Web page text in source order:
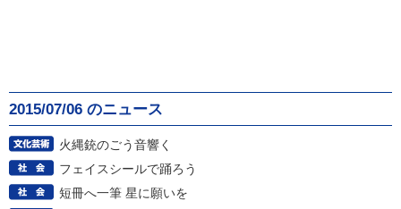
2015/07/06 のニュース
火縄銃のごう音響く
フェイスシールで踊ろう
短冊へ一筆 星に願いを